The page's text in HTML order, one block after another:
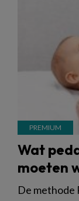
Wat
moeten
De methode